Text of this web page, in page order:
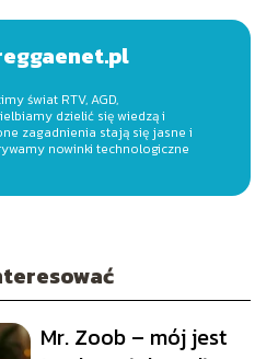
świat RTV, AGD,
dzielić się wiedzą i
zagadnienia stają się jasne i
nowinki technologiczne
Mr. Zoob – mój jest